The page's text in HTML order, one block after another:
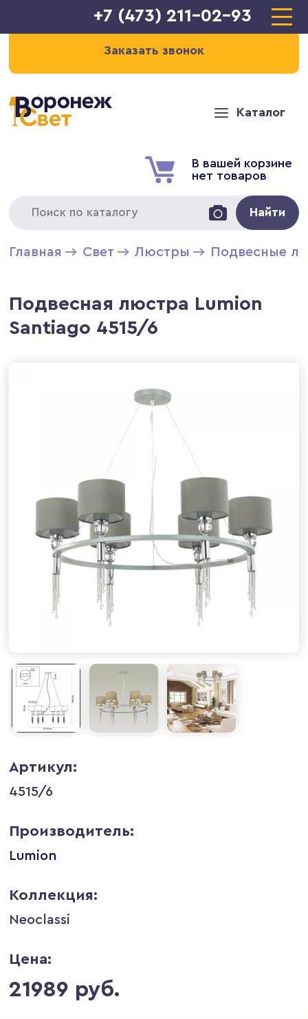
+7 (473) 211-02-93
Заказать звонок
Каталог
В вашей корзине
нет товаров
Найти
Главная Свет Люстры Подвесные
Подвесная люстра Lumion
Santiago 4515/6
Артикул:
4515/6
Производитель:
Lumion
Коллекция:
Neoclassi
Цена:
21989 руб.